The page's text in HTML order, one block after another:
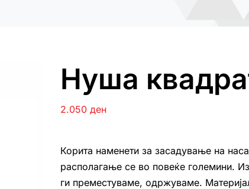
Нуша
2.050 ден
Корита наменети за засадување на
располагање се во повеќе големини.
ги преместуваме, одржуваме.